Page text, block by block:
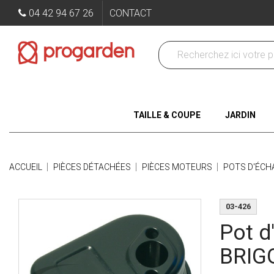
04 42 94 67 26 CONTACT
TAILLE & COUPE JARDIN
ACCUEIL PIÈCES DÉTACHÉES PIÈCES MOTEURS POTS
03-426
Pot